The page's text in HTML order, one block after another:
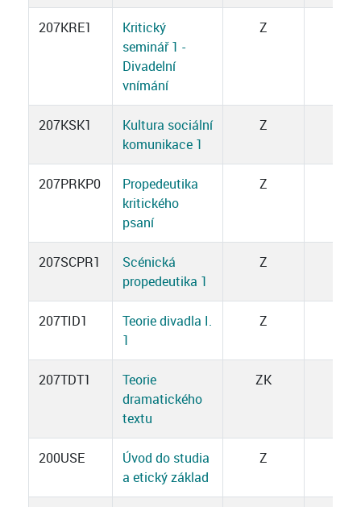
207KRE1
Kritický
seminář 1 -
Divadelní
vnímání
Z
207KSK1
Kultura sociální
komunikace 1
Z
207PRKP0
Propedeutika
kritického
psaní
Z
207SCPR1
Scénická
propedeutika 1
Z
207TID1
Teorie divadla I.
1
Z
207TDT1
Teorie
dramatického
textu
ZK
200USE
Úvod do studia
a etický základ
Z